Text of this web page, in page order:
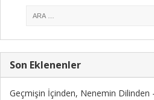
Son Eklenenler
Geçmişin İçinden, Nenemin Dilinden